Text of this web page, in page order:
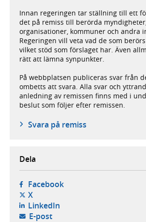
Innan regeringen tar ställning till ett
det på remiss till berörda myndigheter,
organisationer, kommuner och andra
Regeringen vill veta vad de som
vilket stöd som förslaget har. Även
rätt att lämna synpunkter.
På webbplatsen publiceras svar från
ombetts att svara. Alla svar och
anledning av remissen finns med i
beslut som följer efter remissen.
Svara på remiss
Dela
Facebook- öppnas i ny flik,
X- öppnas i ny flik, extern
LinkedIn- öppnas i ny flik,
E-post- öppnar din e-postklient,